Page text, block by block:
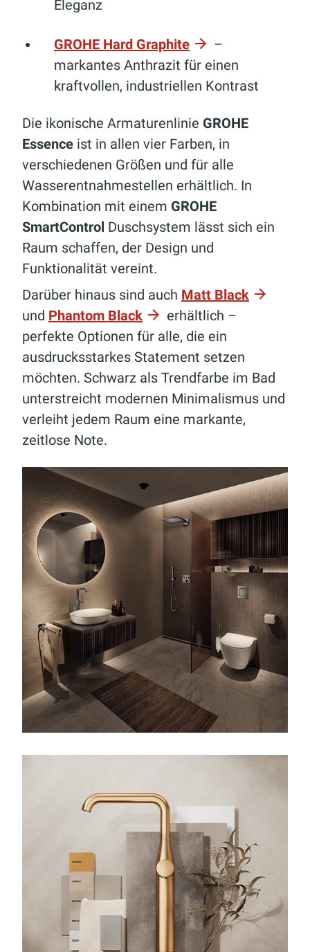
Eleganz
GROHE Hard Graphite
–
markantes Anthrazit für einen
kraftvollen, industriellen Kontrast
Die ikonische Armaturenlinie GROHE
Essence ist in allen vier Farben, in
verschiedenen Größen und für alle
Wasserentnahmestellen erhältlich. In
Kombination mit einem GROHE
SmartControl Duschsystem lässt sich ein
Raum schaffen, der Design und
Funktionalität vereint.
Darüber hinaus sind auch Matt Black
und Phantom Black
erhältlich –
perfekte Optionen für alle, die ein
ausdrucksstarkes Statement setzen
möchten. Schwarz als Trendfarbe im Bad
unterstreicht modernen Minimalismus und
verleiht jedem Raum eine markante,
zeitlose Note.